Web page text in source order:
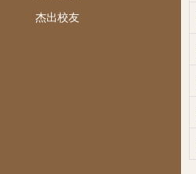
杰出校友